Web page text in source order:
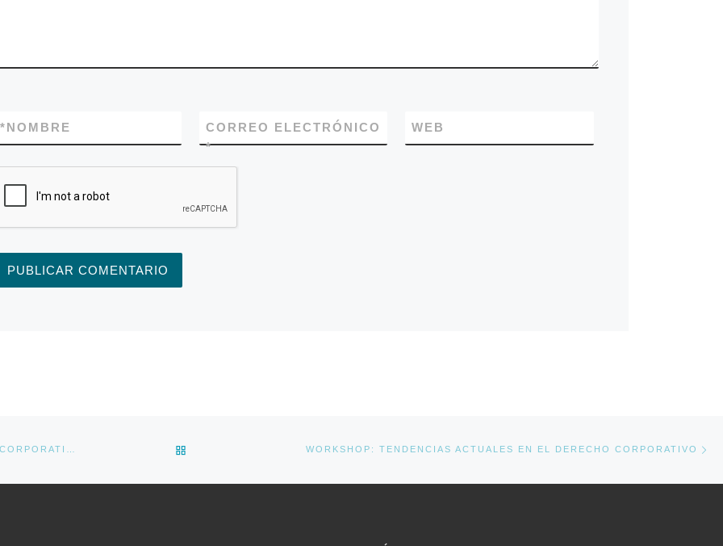
NOMBRE
*
CORREO ELECTRÓNICO
*
WEB
WEBINAR: LA SOSTENIBILIDAD EMPRESARIAL Y GOBIERNO CORPORATIVO BACK TO POST LISTWORKSHOP: TENDENCIAS ACTUALES EN EL DERECHO CORPORATIVO